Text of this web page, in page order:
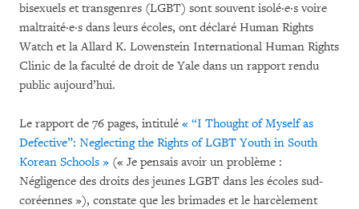
bisexuels et transgenres (LGBT) sont souvent isolé·e·s voire
maltraité·e·s dans leurs écoles, ont déclaré Human Rights
Watch et la Allard K. Lowenstein International Human Rights
Clinic de la faculté de droit de Yale dans un rapport rendu
public aujourd’hui.
Le rapport de 76 pages, intitulé « “I Thought of Myself as
Defective”: Neglecting the Rights of LGBT Youth in South
Korean Schools » (« Je pensais avoir un problème :
Négligence des droits des jeunes LGBT dans les écoles sud-
coréennes »), constate que les brimades et le harcèlement